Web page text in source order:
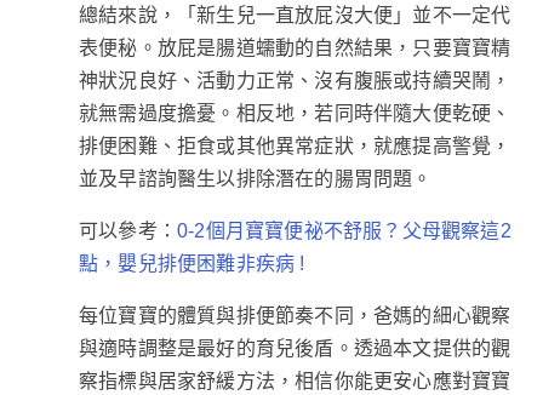
總結來說，「新生兒一直放屁沒大便」並不一定代
表便秘。放屁是腸道蠕動的自然結果，只要寶寶精
神狀況良好、活動力正常、沒有腹脹或持續哭鬧，
就無需過度擔憂。相反地，若同時伴隨大便乾硬、
排便困難、拒食或其他異常症狀，就應提高警覺，
並及早諮詢醫生以排除潛在的腸胃問題。
可以參考： 0-2個月寶寶便祕不舒服？父母觀察這2
點，嬰兒排便困難非疾病 !
每位寶寶的體質與排便節奏不同，爸媽的細心觀察
與適時調整是最好的育兒後盾。透過本文提供的觀
察指標與居家舒緩方法，相信你能更安心應對寶寶